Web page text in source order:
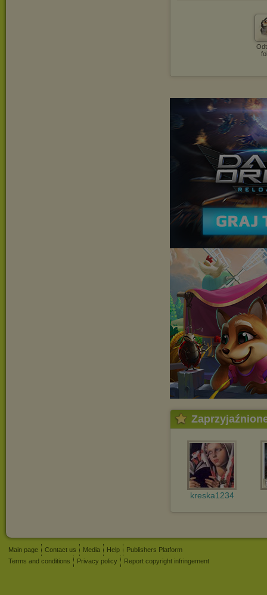
kreska1234
Main page Contact us Media Help
Publishers Platform
Terms and conditions
Privacy policy Report copyright infringement